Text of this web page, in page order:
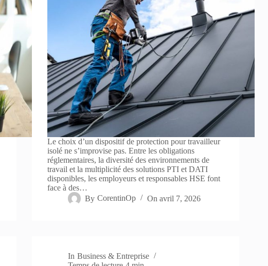
Le choix d’un dispositif de protection pour travailleur
isolé ne s’improvise pas. Entre les obligations
réglementaires, la diversité des environnements de
travail et la multiplicité des solutions PTI et DATI
disponibles, les employeurs et responsables HSE font
face à des…
By CorentinOp On avril 7, 2026
In Business & Entreprise